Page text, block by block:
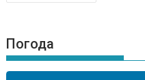
за
Погода